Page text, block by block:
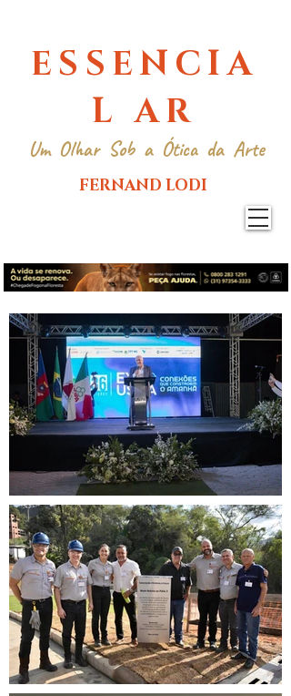
ESSENCIA
L AR
Um Olhar Sob a Ótica da Arte
FERNAND LODI